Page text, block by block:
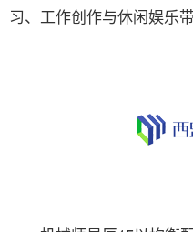
习、工作创作与休闲娱乐